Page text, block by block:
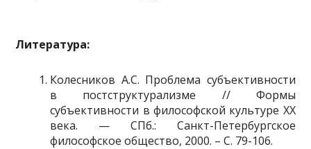
Литература:
Колесников А.С. Проблема субъективности
в постструктурализме // Формы
субъективности в философской культуре ХХ
века. — СПб.: Санкт-Петербургское
философское общество, 2000. – С. 79-106.